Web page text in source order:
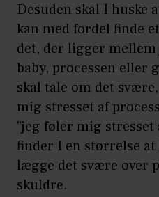
Desuden skal I huske
kan med fordel finde
det, der ligger
baby, processen eller
skal tale om det
mig stresset af
”jeg føler mig stresset
finder I en størrelse
lægge det svære over
skuldre.